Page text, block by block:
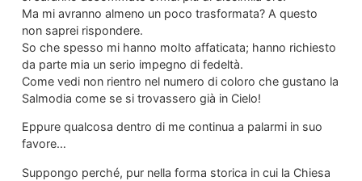
Ma mi avranno almeno un poco trasformata? A questo
non saprei rispondere.
So che spesso mi hanno molto affaticata; hanno richiesto
da parte mia un serio impegno di fedeltà.
Come vedi non rientro nel numero di coloro che gustano la
Salmodia come se si trovassero già in Cielo!
Eppure qualcosa dentro di me continua a palarmi in suo
favore…
Suppongo perché, pur nella forma storica in cui la Chiesa